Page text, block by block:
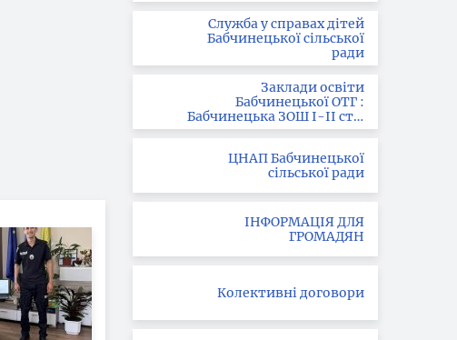
Служба у справах дітей
Бабчинецької сільської
ради
Заклади освіти
Бабчинецької ОТГ :
Бабчинецька ЗОШ І-ІІ ст. ;
Вила-Ярузька ЗОШ І-ІІІ
ЦНАП Бабчинецької
сільської ради
ІНФОРМАЦІЯ ДЛЯ
ГРОМАДЯН
Колективні договори